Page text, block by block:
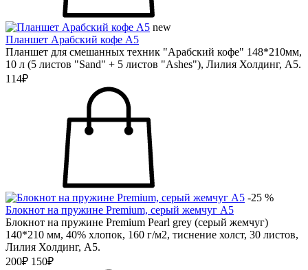
new
Планшет Арабский кофе А5
Планшет для смешанных техник "Арабский кофе" 148*210мм,
10 л (5 листов "Sand" + 5 листов "Ashes"), Лилия Холдинг, А5.
114₽
-25 %
Блокнот на пружине Premium, серый жемчуг А5
Блокнот на пружине Premium Pearl grey (серый жемчуг)
140*210 мм, 40% хлопок, 160 г/м2, тиснение холст, 30 листов,
Лилия Холдинг, А5.
200₽ 150₽